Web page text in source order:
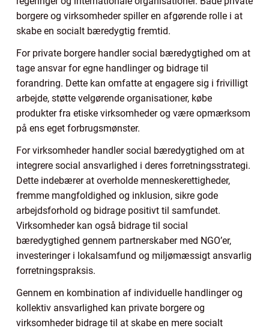
borgere og virksomheder spiller en afgørende rolle i at
skabe en socialt bæredygtig fremtid.
For private borgere handler social bæredygtighed om at
tage ansvar for egne handlinger og bidrage til
forandring. Dette kan omfatte at engagere sig i frivilligt
arbejde, støtte velgørende organisationer, købe
produkter fra etiske virksomheder og være opmærksom
på ens eget forbrugsmønster.
For virksomheder handler social bæredygtighed om at
integrere social ansvarlighed i deres forretningsstrategi.
Dette indebærer at overholde menneskerettigheder,
fremme mangfoldighed og inklusion, sikre gode
arbejdsforhold og bidrage positivt til samfundet.
Virksomheder kan også bidrage til social
bæredygtighed gennem partnerskaber med NGO’er,
investeringer i lokalsamfund og miljømæssigt ansvarlig
forretningspraksis.
Gennem en kombination af individuelle handlinger og
kollektiv ansvarlighed kan private borgere og
virksomheder bidrage til at skabe en mere socialt